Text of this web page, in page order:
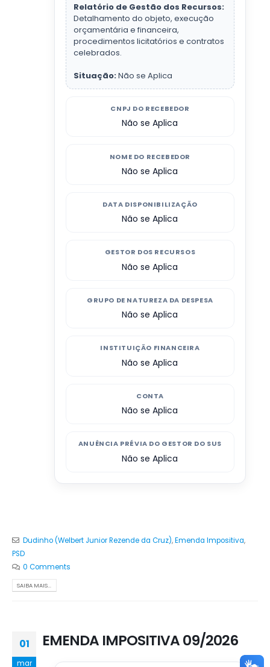
Relatório de Gestão dos Recursos:
Detalhamento do objeto, execução
orçamentária e financeira,
procedimentos licitatórios e contratos
celebrados.
Situação:Não se Aplica
CNPJ DO RECEBEDOR
Não se Aplica
NOME DO RECEBEDOR
Não se Aplica
DATA DISPONIBILIZAÇÃO
Não se Aplica
GESTOR DOS RECURSOS
Não se Aplica
GRUPO DE NATUREZA DA DESPESA
Não se Aplica
INSTITUIÇÃO FINANCEIRA
Não se Aplica
CONTA
Não se Aplica
ANUÊNCIA PRÉVIA DO GESTOR DO SUS
Não se Aplica
Dudinho (Welbert Junior Rezende da Cruz),Emenda Impositiva,
PSD
0 Comments
SAIBA MAIS...
01
mar
EMENDA IMPOSITIVA 09/2026